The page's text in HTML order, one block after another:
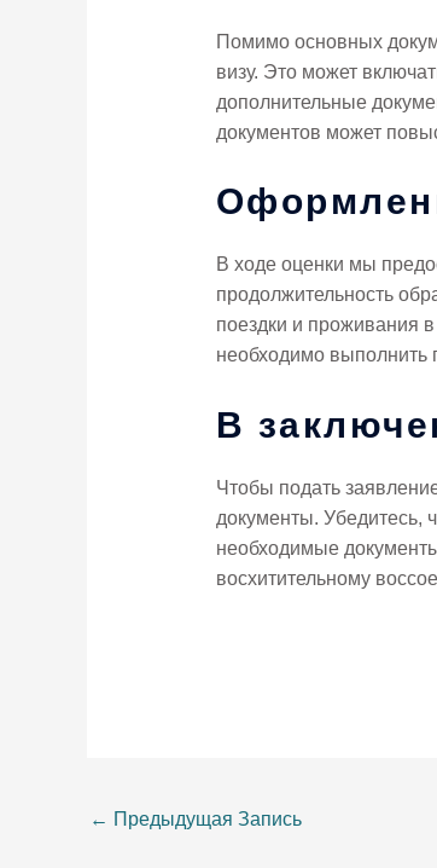
Помимо основных
визу. Это может
дополнительные
документов может
В ходе оценки мы
продолжительность
поездки и проживания
необходимо выполнить
В
Чтобы подать
документы. Убедитесь,
необходимые
восхитительному
← Предыдущая Запись